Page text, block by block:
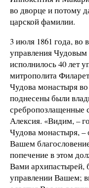
во дворце и потому
царской фамилии.
3 июля 1861 года, во
управления
исполнилось 40 лет
митрополита
Чудова монастыря
поднесены были
сребропозлащенные
Алексия. «Видим, –
Чудова монастыря, –
Вашем
попечение в этом
Вами архипастырей,
управлении Вашем;